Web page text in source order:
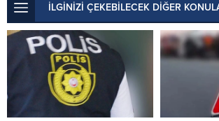
İLGİNİZİ ÇEKEBİLECEK DİĞER